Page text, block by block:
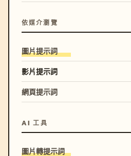
依媒介瀏覽
圖片提示詞
影片提示詞
網頁提示詞
AI 工具
圖片轉提示詞